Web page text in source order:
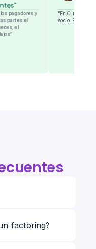
pagadores y
partes: el
el
“En Cumplo no
socio. Es la
factoring?